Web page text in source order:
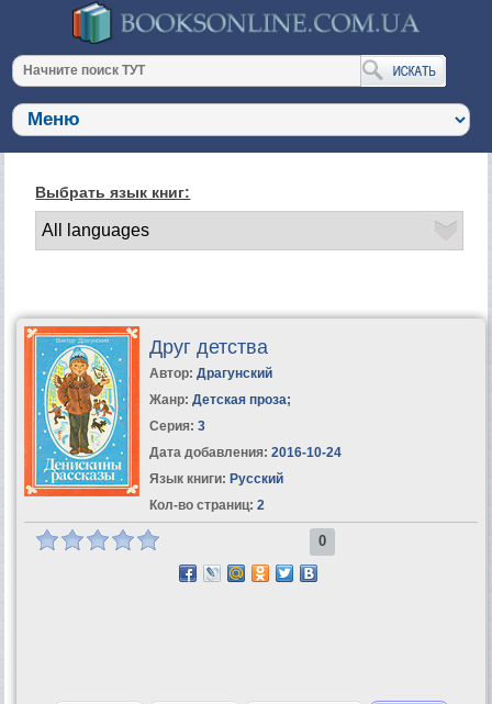
Выбрать язык книг:
Друг детства
Автор: Драгунский
Жанр: Детская проза;
Серия: 3
Дата добавления: 2016-10-24
Язык книги: Русский
Кол-во страниц: 2
0